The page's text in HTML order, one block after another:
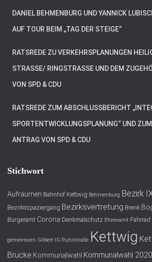
DANIEL BEHMENBURG UND YANNICK
AUF TOUR BEIM „TAG DER STEIGE“
RATSREDE ZU VERKEHRSPLANUNGEN
STRASSE/ RINGSTRASSE UND DEM
N SPD & CDU
RATSREDE ZUM ABSCHLUSSBERICHT
SPORTENTWICKLUNGSPLANUNG“ UND
ANTRAG VON SPD & CDU
Stichwort
Aufräumen Bahnhof Kettwig Behmenburg Bezirk
Bezirksspaziergang Bezirksvertretung Brenk
Bürgeramt Corona Denkmalschutz Ehrenamt Fahrrad
gemeinsam Gilbert IG Ruhrstraße Kettwig
Brücke Kommunalwahl Kommunalwahl 2020